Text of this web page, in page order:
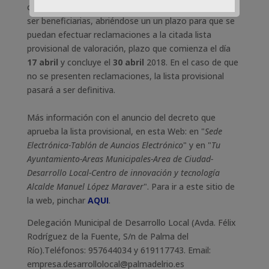
convocatoria y que cumplen con las condiciones para
ser beneficiarias, abriéndose un un plazo para que se
puedan efectuar reclamaciones a la citada lista
provisional de valoración, plazo que comienza el día
17 abril y concluye el 30 abril 2018. En el caso de que
no se presenten reclamaciones, la lista provisional
pasará a ser definitiva.
Más información con el anuncio del decreto que
aprueba la lista provisional, en esta Web: en "Sede
Electrónica-Tablón de Auncios Electrónico" y en "Tu
Ayuntamiento-Areas Municipales-Area de Ciudad-
Desarrollo Local-Centro de innovación y tecnología
Alcalde Manuel López Maraver". Para ir a este sitio de
la web, pinchar AQUI.
Delegación Municipal de Desarrollo Local (Avda. Félix
Rodríguez de la Fuente, S/n de Palma del
Río).Teléfonos: 957644034 y 619117743. Email:
empresa.desarrollolocal@palmadelrio.es